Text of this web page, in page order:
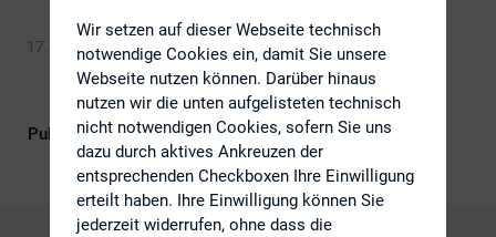
17. Juni 2014
Publikationsform DIRK-Publikationen
Wir setzen auf dieser Webseite technisch
notwendige Cookies ein, damit Sie unsere
Webseite nutzen können. Darüber hinaus
nutzen wir die unten aufgelisteten technisch
nicht notwendigen Cookies, sofern Sie uns
dazu durch aktives Ankreuzen der
entsprechenden Checkboxen Ihre Einwilligung
erteilt haben. Ihre Einwilligung können Sie
jederzeit widerrufen, ohne dass die